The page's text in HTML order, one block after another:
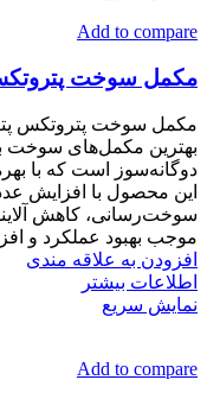
Add to compare
مکمل سوخت
بهترین مکمل‌های سوخت
دوگانه‌سوز است که با
این محصول با افزایش
سوخت‌رسانی، کاهش
موجب بهبود عملکرد و
افزودن به علاقه مندی
اطلاعات بیشتر
نمایش سریع
Add to compare